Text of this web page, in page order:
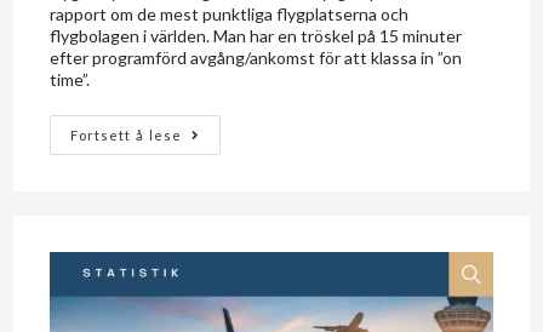
rapport om de mest punktliga flygplatserna och
flygbolagen i världen. Man har en tröskel på 15 minuter
efter programförd avgång/ankomst för att klassa in ”on
time”.
Fortsett å lese